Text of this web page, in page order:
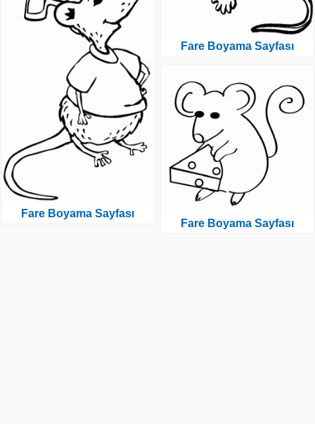
Fare Boyama Sayfası
Fare Boyama Sayfası
Fare Boyama Sayfası